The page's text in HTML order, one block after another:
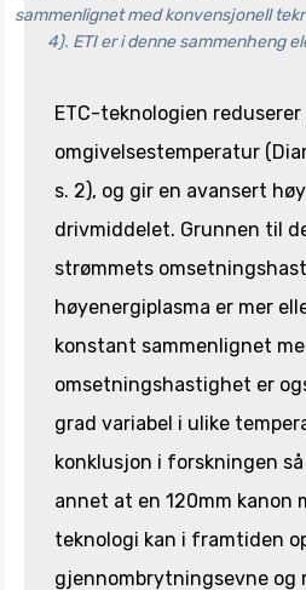
sammenlignet med konvensjonell
4). ETI er i denne sammenheng
ETC-teknologien
omgivelsestemperatur
s. 2), og gir en avansert
drivmiddelet. Grunnen til
strømmets
høyenergiplasma er mer
konstant sammenlignet
omsetningshastighet er
grad variabel i ulike
konklusjon i forskningen
annet at en 120mm kanon
teknologi kan i framtiden
gjennombrytningsevne og